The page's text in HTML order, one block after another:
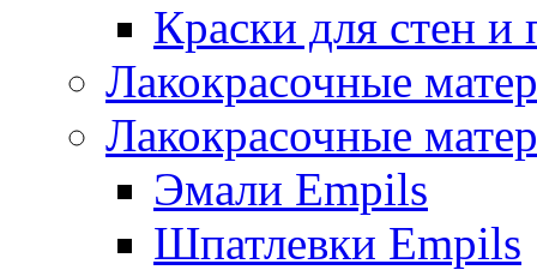
Краски для стен и
Лакокрасочные
Лакокрасочные
Эмали Empils
Шпатлевки Empils